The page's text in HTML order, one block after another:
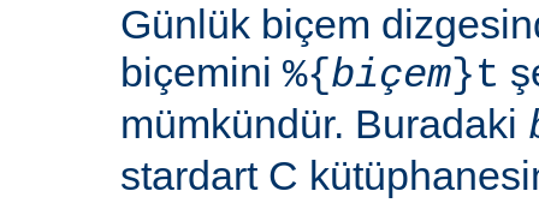
Günlük biçem
biçemini %{ biçem }t
mümkündür. Buradaki
stardart C